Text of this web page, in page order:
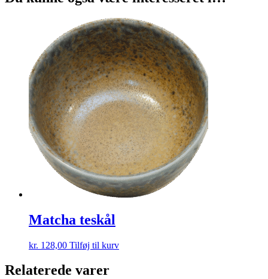
Matcha teskål
kr. 128,00 Tilføj til kurv
Relaterede varer